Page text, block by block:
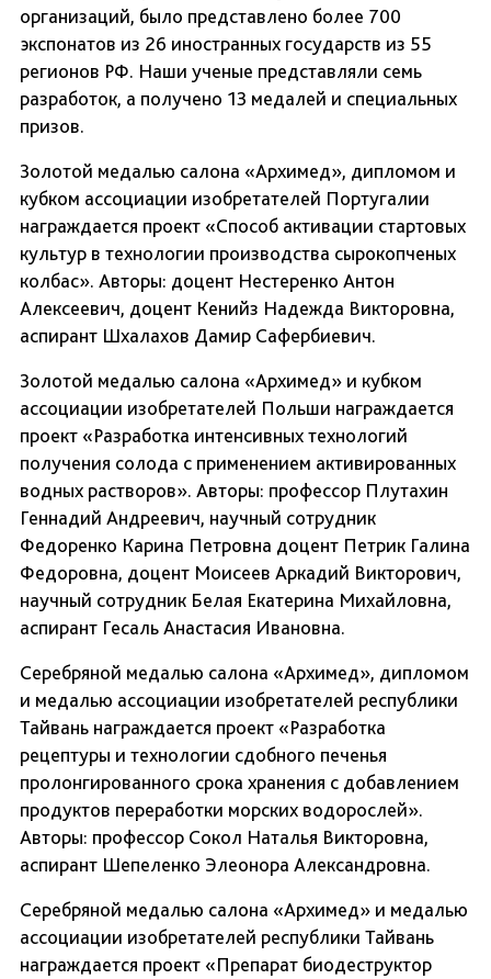
организаций, было представлено более 700
экспонатов из 26 иностранных государств из 55
регионов РФ. Наши ученые представляли семь
разработок, а получено 13 медалей и специальных
призов.
Золотой медалью салона «Архимед», дипломом и
кубком ассоциации изобретателей Португалии
награждается проект «Способ активации стартовых
культур в технологии производства сырокопченых
колбас». Авторы: доцент Нестеренко Антон
Алексеевич, доцент Кенийз Надежда Викторовна,
аспирант Шхалахов Дамир Сафербиевич.
Золотой медалью салона «Архимед» и кубком
ассоциации изобретателей Польши награждается
проект «Разработка интенсивных технологий
получения солода с применением активированных
водных растворов». Авторы: профессор Плутахин
Геннадий Андреевич, научный сотрудник
Федоренко Карина Петровна доцент Петрик Галина
Федоровна, доцент Моисеев Аркадий Викторович,
научный сотрудник Белая Екатерина Михайловна,
аспирант Гесаль Анастасия Ивановна.
Серебряной медалью салона «Архимед», дипломом
и медалью ассоциации изобретателей республики
Тайвань награждается проект «Разработка
рецептуры и технологии сдобного печенья
пролонгированного срока хранения с добавлением
продуктов переработки морских водорослей».
Авторы: профессор Сокол Наталья Викторовна,
аспирант Шепеленко Элеонора Александровна.
Серебряной медалью салона «Архимед» и медалью
ассоциации изобретателей республики Тайвань
награждается проект «Препарат биодеструктор